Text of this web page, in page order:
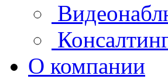
О компании